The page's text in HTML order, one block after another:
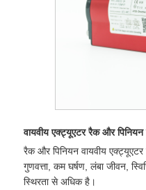
वायवीय एक्ट्यूएटर रैक और
रैक और पिनियन वायवीय
गुणवत्ता, कम घर्षण, लंबा जीवन,
स्थिरता से अधिक है।